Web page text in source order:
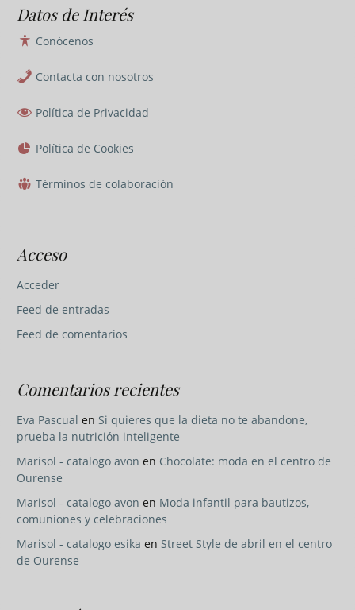
Datos de Interés
Conócenos
Contacta con nosotros
Política de Privacidad
Política de Cookies
Términos de colaboración
Acceso
Acceder
Feed de entradas
Feed de comentarios
Comentarios recientes
Eva Pascual en Si quieres que la dieta no te abandone,
prueba la nutrición inteligente
Marisol - catalogo avon en Chocolate: moda en el centro de
Ourense
Marisol - catalogo avon en Moda infantil para bautizos,
comuniones y celebraciones
Marisol - catalogo esika en Street Style de abril en el centro
de Ourense